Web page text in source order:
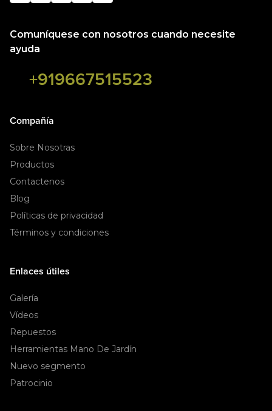
Comuníquese con nosotros cuando necesite
ayuda
+919667515523
Compañía
Sobre Nosotras
Productos
Contactenos
Blog
Políticas de privacidad
Términos y condiciones
Enlaces útiles
Galería
Vídeos
Repuestos
Herramientas Mano De Jardín
Nuevo segmento
Patrocinio